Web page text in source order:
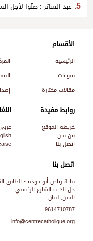
عبد الساتر : صلّوا لأجل
اتصل بنا
بناية رياض أبو جودة - الطابق
جل الديب الشارع الرئيسي
المتن, لبنان
9614710787
info@centrecatholique.org
الأقسام
الرئيسية
منوعات
مقالات مختارة
روابط مفيدة
خريطة الموقع
من نحن
اتصل بنا
عربي